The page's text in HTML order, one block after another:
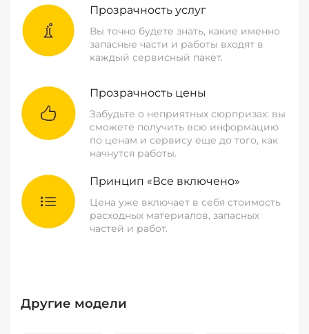
Прозрачность услуг
Вы точно будете знать, какие именно
запасные части и работы входят в
каждый сервисный пакет.
Прозрачность цены
Забудьте о неприятных сюрпризах: вы
сможете получить всю информацию
по ценам и сервису еще до того, как
начнутся работы.
Принцип «Все включено»
Цена уже включает в себя стоимость
расходных материалов, запасных
частей и работ.
Другие модели